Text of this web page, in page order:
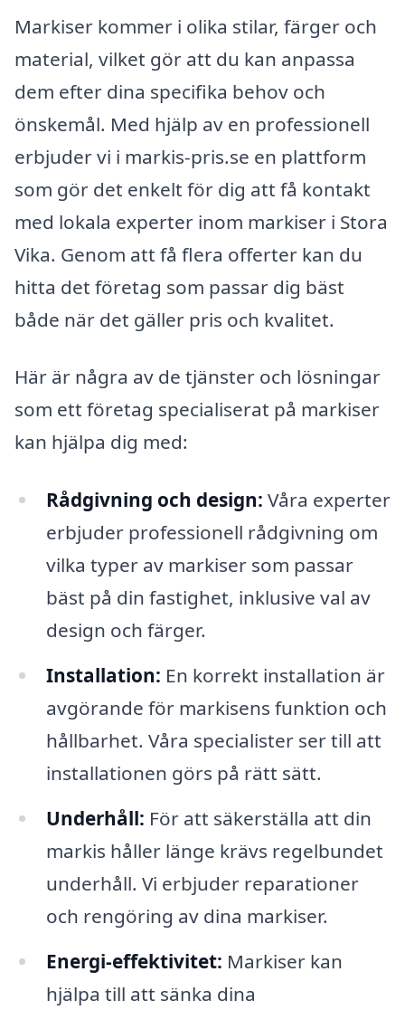
Markiser kommer i olika stilar, färger och
material, vilket gör att du kan anpassa
dem efter dina specifika behov och
önskemål. Med hjälp av en professionell
erbjuder vi i markis-pris.se en plattform
som gör det enkelt för dig att få kontakt
med lokala experter inom markiser i Stora
Vika. Genom att få flera offerter kan du
hitta det företag som passar dig bäst
både när det gäller pris och kvalitet.
Här är några av de tjänster och lösningar
som ett företag specialiserat på markiser
kan hjälpa dig med:
Rådgivning och design: Våra experter
erbjuder professionell rådgivning om
vilka typer av markiser som passar
bäst på din fastighet, inklusive val av
design och färger.
Installation: En korrekt installation är
avgörande för markisens funktion och
hållbarhet. Våra specialister ser till att
installationen görs på rätt sätt.
Underhåll: För att säkerställa att din
markis håller länge krävs regelbundet
underhåll. Vi erbjuder reparationer
och rengöring av dina markiser.
Energi-effektivitet: Markiser kan
hjälpa till att sänka dina